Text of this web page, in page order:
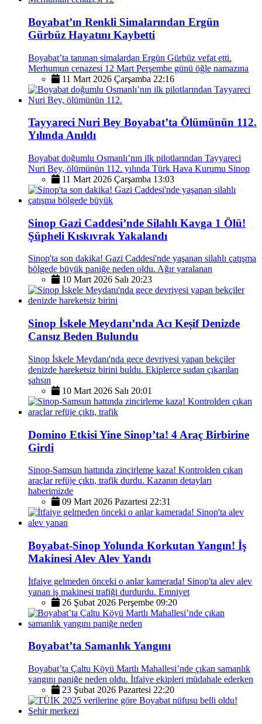
Boyabat’ın Renkli Simalarından Ergün
Gürbüz Hayatını Kaybetti
Boyabat’ta tanınan simalardan Ergün Gürbüz vefat etti.
Merhumun cenazesi 12 Mart Perşembe günü öğle namazına
11 Mart 2026 Çarşamba 22:16
Tayyareci Nuri Bey Boyabat’ta Ölümünün 112.
Yılında Anıldı
Boyabat doğumlu Osmanlı’nın ilk pilotlarından Tayyareci
Nuri Bey, ölümünün 112. yılında Türk Hava Kurumu Sinop
11 Mart 2026 Çarşamba 13:03
Sinop Gazi Caddesi’nde Silahlı Kavga 1 Ölü!
Şüpheli Kıskıvrak Yakalandı
Sinop'ta son dakika! Gazi Caddesi'nde yaşanan silahlı çatışma
bölgede büyük paniğe neden oldu. Ağır yaralanan
10 Mart 2026 Salı 20:23
Sinop İskele Meydanı’nda Acı Keşif Denizde
Cansız Beden Bulundu
Sinop İskele Meydanı'nda gece devriyesi yapan bekçiler
denizde hareketsiz birini buldu. Ekiplerce sudan çıkarılan
şahsın
10 Mart 2026 Salı 20:01
Domino Etkisi Yine Sinop’ta! 4 Araç Birbirine
Girdi
Sinop-Samsun hattında zincirleme kaza! Kontrolden çıkan
araçlar refüje çıktı, trafik durdu. Kazanın detayları
haberimizde
09 Mart 2026 Pazartesi 22:31
Boyabat-Sinop Yolunda Korkutan Yangın! İş
Makinesi Alev Alev Yandı
İtfaiye gelmeden önceki o anlar kamerada! Sinop'ta alev alev
yanan iş makinesi trafiği durdurdu. Emniyet
26 Şubat 2026 Perşembe 09:20
Boyabat’ta Samanlık Yangını
Boyabat’ta Çaltu Köyü Martlı Mahallesi’nde çıkan samanlık
yangını paniğe neden oldu. İtfaiye ekipleri müdahale ederken
23 Şubat 2026 Pazartesi 22:20